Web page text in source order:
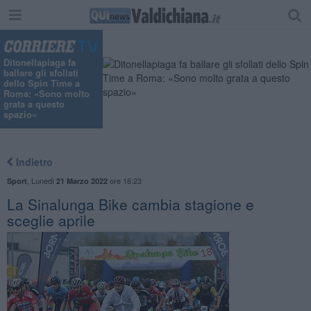
Ditonellapiaga fa
ballare gli sfollati
dello Spin Time a
Roma: «Sono molto
grata a questo
spazio»
Indietro
Sport Lunedì 21 Marzo 2022ore 16:23
La Sinalunga Bike cambia stagione e
sceglie aprile